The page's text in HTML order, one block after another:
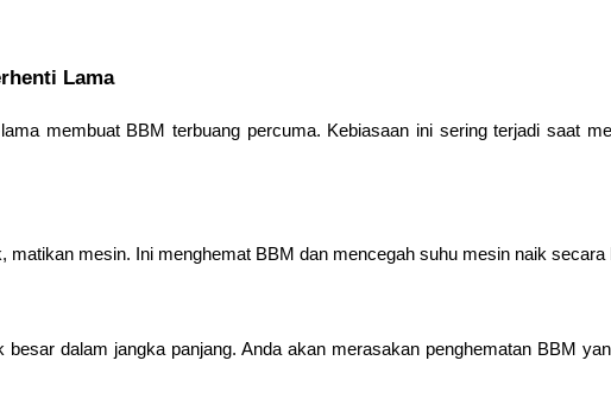
Lama
membuat BBM terbuang percuma. Kebiasaan ini sering terjadi saat
matikan mesin. Ini menghemat BBM dan mencegah suhu mesin naik secara
besar dalam jangka panjang. Anda akan merasakan penghematan BBM